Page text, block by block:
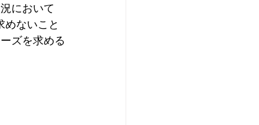
において
めないこと
ズを求める